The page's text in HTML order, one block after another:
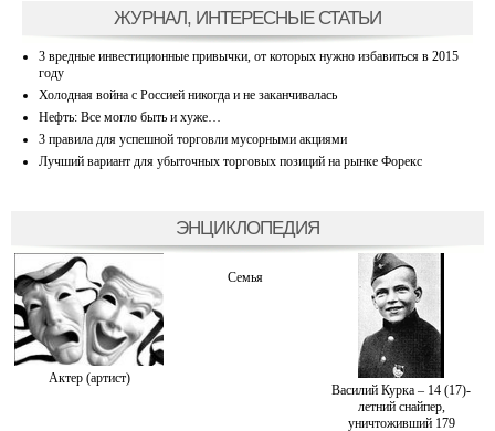
ЖУРНАЛ, ИНТЕРЕСНЫЕ СТАТЬИ
3 вредные инвестиционные привычки, от которых нужно избавиться в 2015
году
Холодная война с Россией никогда и не заканчивалась
Нефть: Все могло быть и хуже…
3 правила для успешной торговли мусорными акциями
Лучший вариант для убыточных торговых позиций на рынке Форекс
ЭНЦИКЛОПЕДИЯ
Актер (артист)
Семья
Василий Курка – 14 (17)-
летний снайпер,
уничтоживший 179